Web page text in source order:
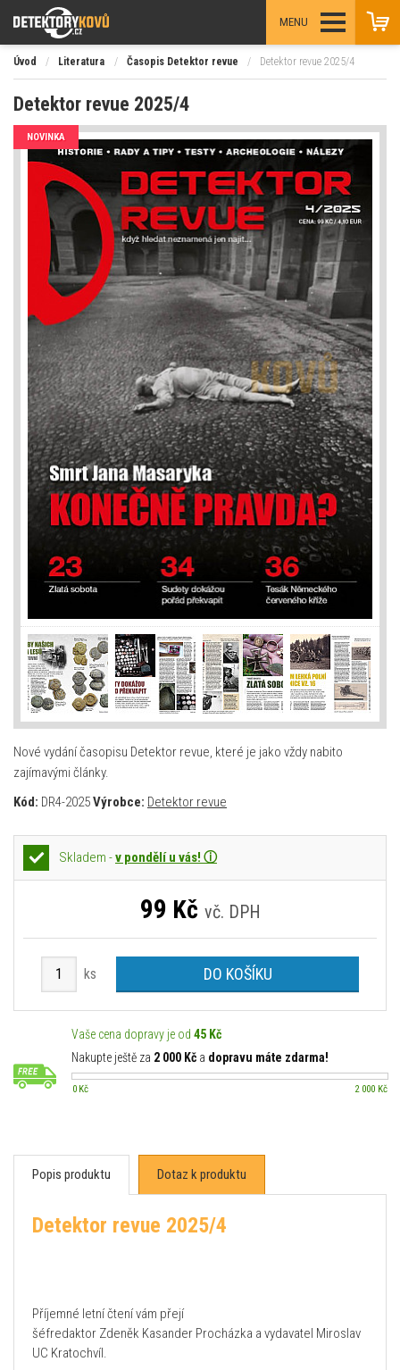
MENU
Úvod / Literatura / Časopis Detektor revue / Detektor revue 2025/4
Detektor revue 2025/4
NOVINKA
Nové vydání časopisu Detektor revue, které je jako vždy nabito
zajímavými články.
Kód: DR4-2025Výrobce: Detektor revue
Skladem -v pondělí u vás! ⓘ
99 Kč vč. DPH
ks DO KOŠÍKU
Vaše cena dopravy je od 45 Kč
Nakupte ještě za 2 000 Kč a dopravu máte zdarma!
0 Kč 2 000 Kč
Popis produktu Dotaz k produktu
Detektor revue 2025/4
Příjemné letní čtení vám přejí
šéfredaktor Zdeněk Kasander Procházka a vydavatel Miroslav
UC Kratochvíl.